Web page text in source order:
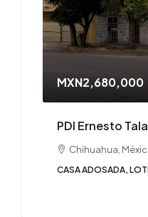
MXN2,680,000
PDI Ernesto
Chihuahua,
CASA ADOSADA,